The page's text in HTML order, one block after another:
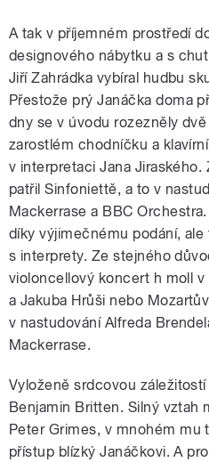
A tak v příjemném prostředí
designového nábytku a s
Jiří Zahrádka vybíral hudbu
Přestože prý Janáčka doma
dny se v úvodu rozezněly
zarostlém chodníčku a
v interpretaci Jana
patřil Sinfoniettě, a to v
Mackerrase a BBC
díky výjimečnému podání,
s interprety. Ze stejného
violoncellový koncert h moll
a Jakuba Hrůši nebo
v nastudování Alfreda
Mackerrase.
Vyloženě srdcovou
Benjamin Britten. Silný vztah
Peter Grimes, v mnohém mu
přístup blízký Janáčkovi. A